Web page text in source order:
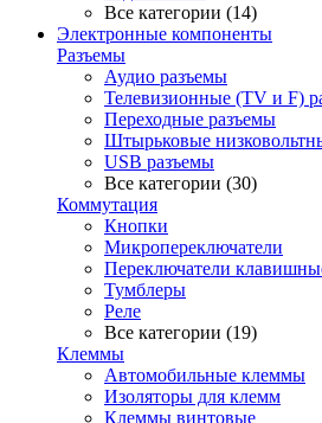
Все категории (14)
Электронные компоненты
Разъемы
Аудио разъемы
Телевизионные (TV и F)
Переходные разъемы
Штырьковые
USB разъемы
Все категории (30)
Коммутация
Кнопки
Микропереключатели
Переключатели
Тумблеры
Реле
Все категории (19)
Клеммы
Автомобильные клеммы
Изоляторы для клемм
Клеммы винтовые